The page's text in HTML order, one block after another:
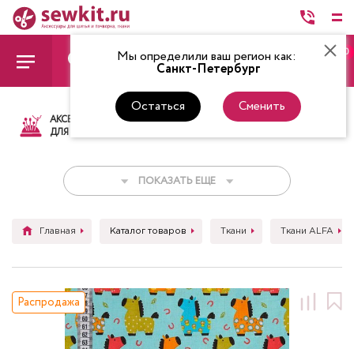
Мы определили ваш регион как:
Санкт-Петербург
Остаться Сменить
0
АКСЕССУАРЫ
ДЛЯ ШИТЬЯ
ТКАНИ НИТКИ
ПОКАЗАТЬ ЕЩЕ
Главная Каталог товаров Ткани Ткани ALFA
Распродажа